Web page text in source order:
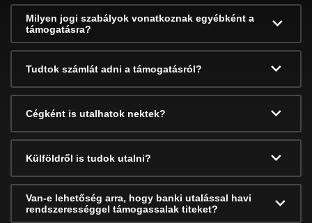
Milyen jogi szabályok vonatkoznak egyébként a
támogatásra?
Tudtok számlát adni a támogatásról?
Cégként is utalhatok nektek?
Külföldről is tudok utalni?
Van-e lehetőség arra, hogy banki utalással havi
rendszerességgel támogassalak titeket?